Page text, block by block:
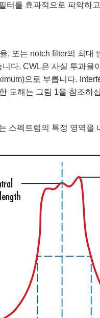
터를 효과적으로 파악하
, 또는 notch filter의 최대
다. CWL은 사실 투과율
으로 부릅니다.
도해는 그림 1을 참조하
스펙트럼의 특정 영역을